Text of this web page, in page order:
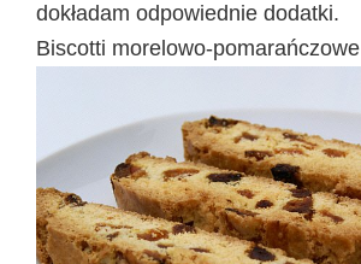
dokładam odpowiednie dodatki.
Biscotti morelowo-pomarańczowe